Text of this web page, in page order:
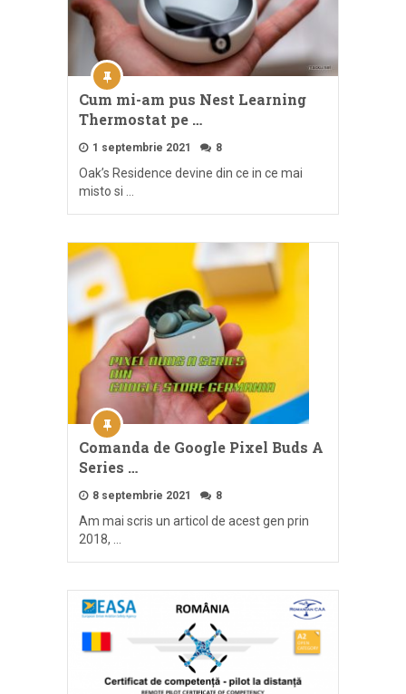
Cum mi-am pus Nest Learning
Thermostat pe …
1 septembrie 2021 8
Oak’s Residence devine din ce in ce mai
misto si …
Comanda de Google Pixel Buds A
Series …
8 septembrie 2021 8
Am mai scris un articol de acest gen prin
2018, …